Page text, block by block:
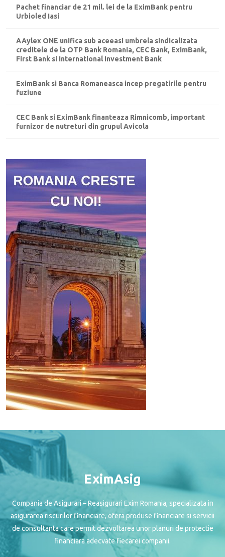
Pachet financiar de 21 mil. lei de la EximBank pentru
Urbioled Iasi
AAylex ONE unifica sub aceeasi umbrela sindicalizata
creditele de la OTP Bank Romania, CEC Bank, EximBank,
First Bank si International Investment Bank
EximBank si Banca Romaneasca incep pregatirile pentru
fuziune
CEC Bank si EximBank finanteaza Rimnicomb, important
furnizor de nutreturi din grupul Avicola
EximAsig
Compania de Asigurari – Reasigurari Exim Romania, specializata in
asigurarea riscurilor financiare, ofera produse financiare si servicii
de consultanta care permit dezvoltarea unor planuri de protectie
financiara adecvate fiecarei companii.